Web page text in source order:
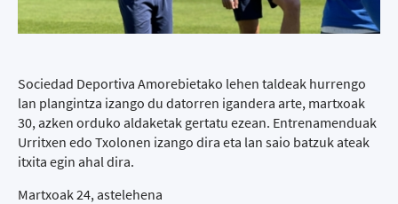
Sociedad Deportiva Amorebietako lehen taldeak hurrengo
lan plangintza izango du datorren igandera arte, martxoak
30, azken orduko aldaketak gertatu ezean. Entrenamenduak
Urritxen edo Txolonen izango dira eta lan saio batzuk ateak
itxita egin ahal dira.
Martxoak 24, astelehena